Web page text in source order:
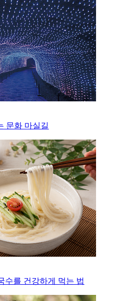
문화 마실길
수를 건강하게 먹는 법